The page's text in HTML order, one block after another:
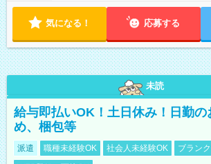
気になる！ 応募する
未読
給与即払いOK！土日休み！日勤の
め、梱包等
派遣 職種未経験OK 社会人未経験OK
ブラン